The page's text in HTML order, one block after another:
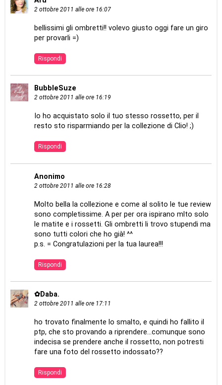
2 ottobre 2011 alle ore 16:07
bellissimi gli ombretti!! volevo giusto oggi fare un giro
per provarli =)
Rispondi
BubbleSuze
2 ottobre 2011 alle ore 16:19
Io ho acquistato solo il tuo stesso rossetto, per il
resto sto risparmiando per la collezione di Clio! ;)
Rispondi
Anonimo
2 ottobre 2011 alle ore 16:28
Molto bella la collezione e come al solito le tue review
sono completissime. A per per ora ispirano mlto solo
le matite e i rossetti. Gli ombretti li trovo stupendi ma
sono tutti colori che ho già! ^^
p.s. = Congratulazioni per la tua laurea!!!
Rispondi
✿Daba.
2 ottobre 2011 alle ore 17:11
ho trovato finalmente lo smalto, e quindi ho fallito il
ptp, che sto provando a riprendere...comunque sono
indecisa se prendere anche il rossetto, non potresti
fare una foto del rossetto indossato??
Rispondi